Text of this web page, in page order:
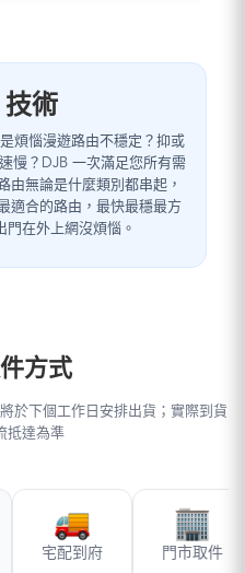
技術
煩惱漫遊路由不穩定？抑或
慢？DJB 一次滿足您所有需
由無論是什麼類別都串起，
適合的路由，最快最穩最方
門在外上網沒煩惱。
方式
於下個工作日安排出貨；實際到貨
抵達為準
宅配到府 門市取件